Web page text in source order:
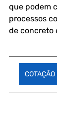
que podem
processos
de concreto